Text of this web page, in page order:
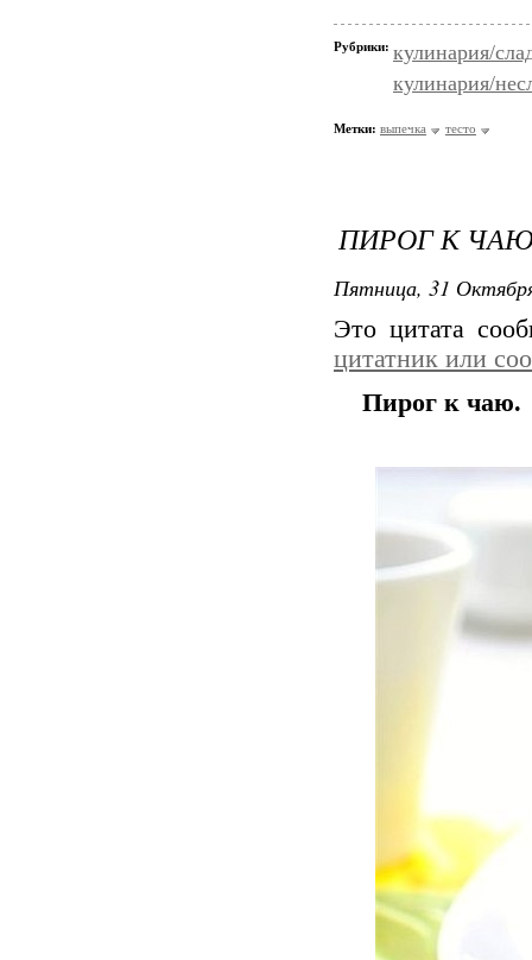
Рубрики: кулинария/
кулинария/
Метки: выпечка тесто
ПИРОГ К
Пятница, 31
Это цитата
цитатник или
Пирог к чаю.